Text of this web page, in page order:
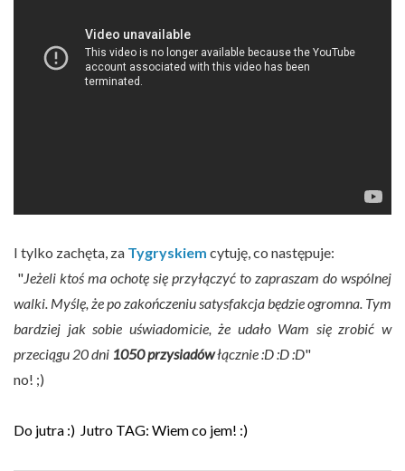
I tylko zachęta, za Tygryskiem cytuję, co następuje:
"Jeżeli ktoś ma ochotę się przyłączyć to zapraszam do wspólnej
walki. Myślę, że po zakończeniu satysfakcja będzie ogromna. Tym
bardziej jak sobie uświadomicie, że udało Wam się zrobić w
przeciągu 20 dni 1050 przysiadówłącznie :D :D :D"
no! ;)
Do jutra :) Jutro TAG: Wiem co jem! :)